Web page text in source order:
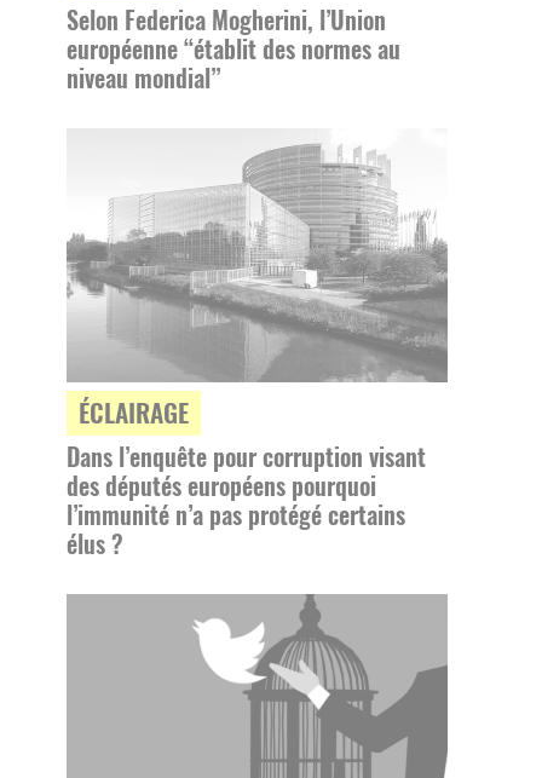
Selon Federica Mogherini, l’Union
européenne “établit des normes au
niveau mondial”
ÉCLAIRAGE
Dans l’enquête pour corruption visant
des députés européens pourquoi
l’immunité n’a pas protégé certains
élus ?